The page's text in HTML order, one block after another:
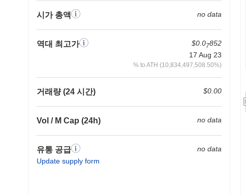
시가 총액 no data
역대 최고가 $0.07852
17 Aug 23
% to ATH (10,834,497,508.50%)
거래량 (24 시간) $0.00
Vol / M Cap (24h) no data
유통 공급
Update supply form
no data